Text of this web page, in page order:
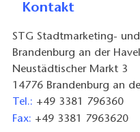
Kontakt
STG Stadtmarketing-
Brandenburg an der
Neustädtischer Markt 3
14776 Brandenburg an
Tel.: +49 3381 796360
Fax: +49 3381 7963620